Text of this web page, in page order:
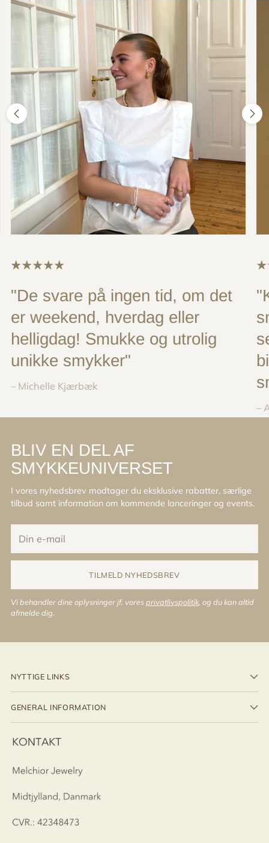
"De svare på ingen tid, om det
er weekend, hverdag eller
helligdag! Smukke og utrolig
unikke smykker"
– Michelle Kjærbæk
–
BLIV EN DEL AF
SMYKKEUNIVERSET
I vores nyhedsbrev modtager du eksklusive rabatter, særlige
tilbud samt information om kommende lanceringer og events.
e-
mail
TILMELD NYHEDSBREV
Vi behandler dine oplysninger jf. voresprivatlivspolitik , og du kan altid
afmelde dig.
NYTTIGE LINKS
GENERAL INFORMATION